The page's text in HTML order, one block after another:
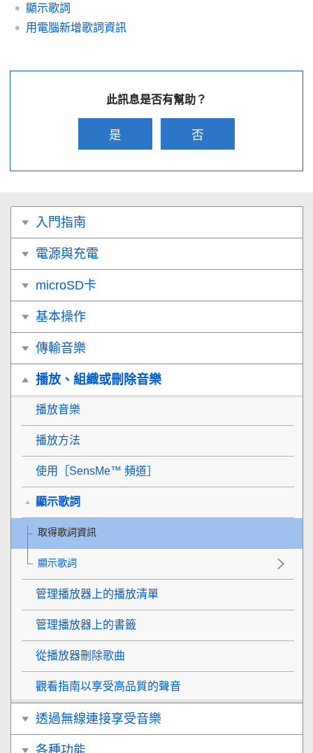
顯示歌詞
用電腦新增歌詞資訊
此訊息是否有幫助？
是 否
入門指南
電源與充電
microSD卡
基本操作
傳輸音樂
播放、組織或刪除音樂
播放音樂
播放方法
使用［SensMe™ 頻道］
顯示歌詞
取得歌詞資訊
顯示歌詞
管理播放器上的播放清單
管理播放器上的書籤
從播放器刪除歌曲
觀看指南以享受高品質的聲音
透過無線連接享受音樂